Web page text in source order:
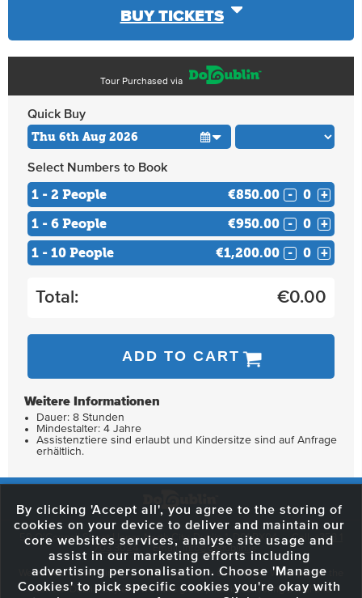
BUY TICKETS
Tour Purchased via
Quick Buy
Select Numbers to Book
1 - 2 People €850.00 - +
1 - 6 People €950.00 - +
1 - 10 People €1,200.00 - +
Total: €0.00
ADD TO CART
Weitere Informationen
Dauer: 8 Stunden
Mindestalter: 4 Jahre
Assistenztiere sind erlaubt und Kindersitze sind auf Anfrage
erhältlich.
59 O'Connell Street Upper, North City, Dublin 1, D01 RX04 Call:+353 1
703 3024
Email: info@dodublin.ie
We've been entertaining visitors to our town since 1988. We're part of the
fabric of Dublin City and we take great pride in delivering a real and
By clicking 'Accept all', you agree to the storing of
cookies on your device to deliver and maintain our
core websites services, analyse site usage and
assist in our marketing efforts including
advertising personalisation. Choose 'Manage
Cookies' to pick specific cookies you're okay with